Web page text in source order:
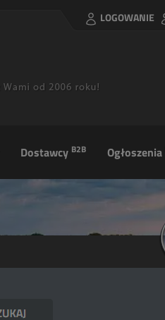
LOGOWANIE
Dostawcy B2B Ogłoszenia